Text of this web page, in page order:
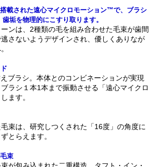
載された遠心マイクロモーション™で、ブラシ
垢を物理的にこすり取ります。
ンは、2種類の毛を組み合わせた毛束が歯間
さないようデザインされ、優しくありなが
ブラシ。本体とのコンビネーションが実現
ラシ１本1本まで振動させる「遠心マイクロ
ます。
束は、研究しつくされた「16度」の角度に
とらえます。
束
が包み込まれた二重構造、タフト・イン・